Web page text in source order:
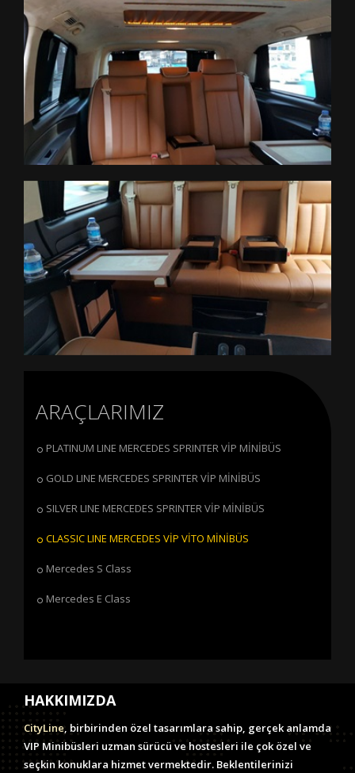
ARAÇLARIMIZ
PLATINUM LINE MERCEDES SPRINTER VİP MİNİBÜS
GOLD LINE MERCEDES SPRINTER VİP MİNİBÜS
SILVER LINE MERCEDES SPRINTER VİP MİNİBÜS
CLASSIC LINE MERCEDES VİP VİTO MİNİBÜS
Mercedes S Class
Mercedes E Class
HAKKIMIZDA
CityLine, birbirinden özel tasarımlara sahip, gerçek anlamda
VIP Minibüsleri uzman sürücü ve hostesleri ile çok özel ve
seçkin konuklara hizmet vermektedir. Beklentilerinizi